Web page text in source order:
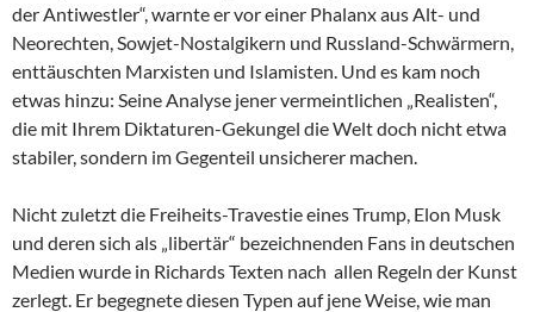
der Antiwestler“, warnte er vor einer Phalanx aus Alt- und
Neorechten, Sowjet-Nostalgikern und Russland-Schwärmern,
enttäuschten Marxisten und Islamisten. Und es kam noch
etwas hinzu: Seine Analyse jener vermeintlichen „Realisten“,
die mit Ihrem Diktaturen-Gekungel die Welt doch nicht etwa
stabiler, sondern im Gegenteil unsicherer machen.
Nicht zuletzt die Freiheits-Travestie eines Trump, Elon Musk
und deren sich als „libertär“ bezeichnenden Fans in deutschen
Medien wurde in Richards Texten nach allen Regeln der Kunst
zerlegt. Er begegnete diesen Typen auf jene Weise, wie man